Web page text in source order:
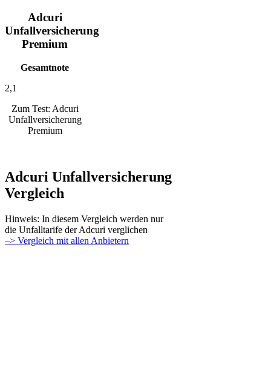
Adcuri
Unfallversicherung
Premium
Gesamtnote
2,1
Zum Test: Adcuri
Unfallversicherung
Premium
Adcuri Unfallversicherung
Vergleich
Hinweis: In diesem Vergleich werden nur
die Unfalltarife der Adcuri verglichen
–> Vergleich mit allen Anbietern